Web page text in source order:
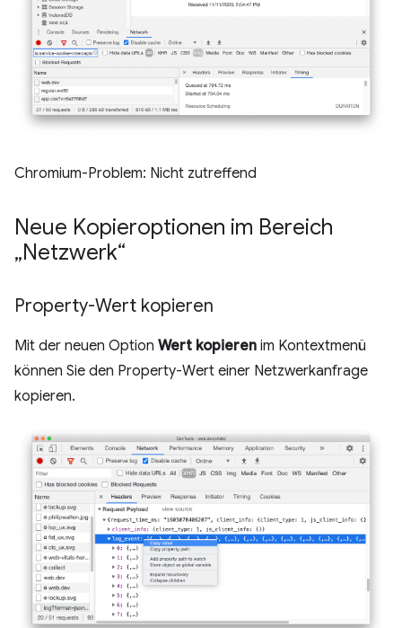
Chromium-Problem: Nicht zutreffend
Neue Kopieroptionen im Bereich
„Netzwerk“
Property-Wert kopieren
Mit der neuen Option Wert kopieren im Kontextmenü
können Sie den Property-Wert einer Netzwerkanfrage
kopieren.